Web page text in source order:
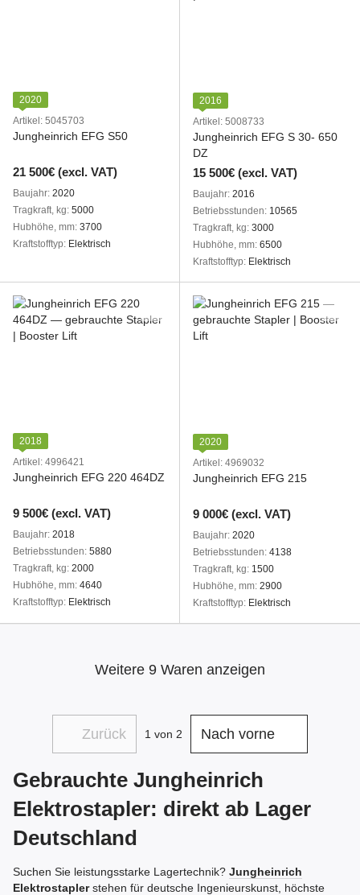
2020
Artikel: 5045703
Jungheinrich EFG S50
21 500€ (excl. VAT)
Baujahr 2020
Tragkraft, kg 5000
Hubhöhe, mm 3700
Kraftstofftyp
Elektrisch
2016
Artikel: 5008733
Jungheinrich EFG S 30- 650
DZ
15 500€ (excl. VAT)
Baujahr 2016
Betriebsstunden 10565
Tragkraft, kg 3000
Hubhöhe, mm 6500
Kraftstofftyp
Elektrisch
2018
Artikel: 4996421
Jungheinrich EFG 220 464DZ
9 500€ (excl. VAT)
Baujahr 2018
Betriebsstunden 5880
Tragkraft, kg 2000
Hubhöhe, mm 4640
Kraftstofftyp
Elektrisch
2020
Artikel: 4969032
Jungheinrich EFG 215
9 000€ (excl. VAT)
Baujahr 2020
Betriebsstunden 4138
Tragkraft, kg 1500
Hubhöhe, mm 2900
Kraftstofftyp
Elektrisch
Weitere 9 Waren anzeigen
Zurück 1 von 2 Nach vorne
Gebrauchte Jungheinrich
Elektrostapler: direkt ab Lager
Deutschland
Suchen Sie leistungsstarke Lagertechnik? Jungheinrich
Elektrostaplerstehen für deutsche Ingenieurskunst, höchste